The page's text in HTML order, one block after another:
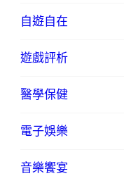
自遊自在
遊戲評析
醫學保健
電子娛樂
音樂饗宴